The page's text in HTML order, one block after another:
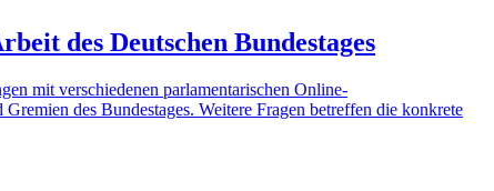
des Deutschen Bundestages
mit verschiedenen parlamentarischen Online-
des Bundestages. Weitere Fragen betreffen die konkrete